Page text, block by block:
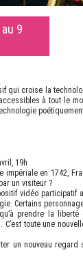
9
qui croise la
à tout le
19h
en 1742,
un visiteur ?
vidéo participatif
Certains
prendre la
toute une
un nouveau